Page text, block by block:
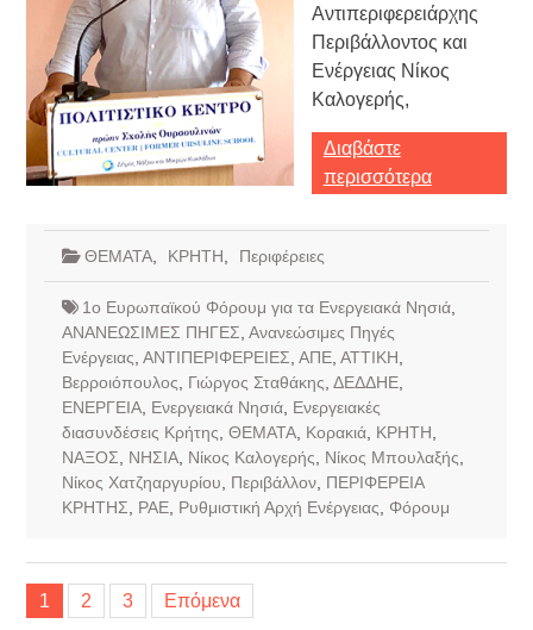
Αντιπεριφερειάρχης
Περιβάλλοντος και
Ενέργειας Νίκος
Καλογερής,
Διαβάστε
περισσότερα
ΘΕΜΑΤΑ, ΚΡΗΤΗ Περιφέρειες
1ο Ευρωπαϊκού Φόρουμ για τα Ενεργειακά Νησιά,
ΑΝΑΝΕΩΣΙΜΕΣ ΠΗΓΕΣ Ανανεώσιμες Πηγές
Ενέργειας ΑΝΤΙΠΕΡΙΦΕΡΕΙΕΣ ΑΠΕ, ΑΤΤΙΚΗ
Βερροιόπουλος
Γιώργος Σταθάκης ΔΕΔΔΗΕ,
ΕΝΕΡΓΕΙΑ, Ενεργειακά Νησιά, Ενεργειακές
διασυνδέσεις Κρήτης ΘΕΜΑΤΑ, Κορακιά, ΚΡΗΤΗ
ΝΑΞΟΣ
ΝΗΣΙΑ, Νίκος Καλογερής Νίκος Μπουλαξής
Νίκος Χατζηαργυρίου
Περιβάλλον, ΠΕΡΙΦΕΡΕΙΑ
ΚΡΗΤΗΣ
ΡΑΕ, Ρυθμιστική Αρχή Ενέργειας Φόρουμ
Σελιδοποίηση
άρθρων
1 2 3 Επόμενα